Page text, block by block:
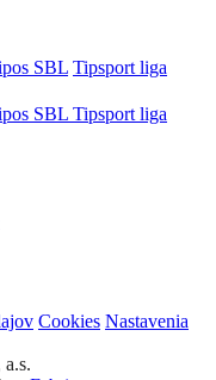
SBL Tipsport liga
SBL Tipsport liga
Cookies Nastavenia